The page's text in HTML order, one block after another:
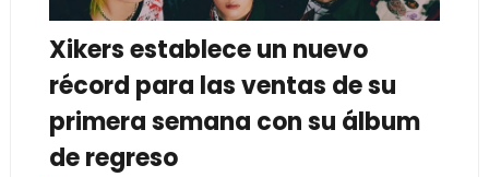
Xikers establece un nuevo
récord para las ventas de su
primera semana con su álbum
de regreso